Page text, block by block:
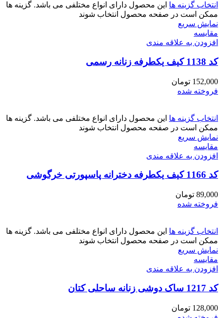
انتخاب گزینه ها این محصول دارای انواع مختلفی می باشد. گزینه ها
ممکن است در صفحه محصول انتخاب شوند
نمایش سریع
مقايسه
افزودن به علاقه مندی
کد 1138 کیف یکطرفه زنانه رسمی
152,000 تومان
فروخته شده
انتخاب گزینه ها این محصول دارای انواع مختلفی می باشد. گزینه ها
ممکن است در صفحه محصول انتخاب شوند
نمایش سریع
مقايسه
افزودن به علاقه مندی
کد 1166 کیف یکطرفه دخترانه پاسپورتی خرگوشی
89,000 تومان
فروخته شده
انتخاب گزینه ها این محصول دارای انواع مختلفی می باشد. گزینه ها
ممکن است در صفحه محصول انتخاب شوند
نمایش سریع
مقايسه
افزودن به علاقه مندی
کد 1217 ساک دوشی زنانه ساحلی کتان
128,000 تومان